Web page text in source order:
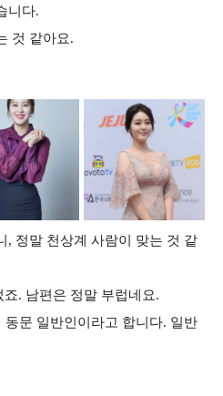
니다.
것 같아요.
, 정말 천상계 사람이 맞는 것 같
. 남편은 정말 부럽네요.
문 일반인이라고 합니다. 일반